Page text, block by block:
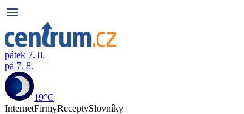
pátek 7. 8.
pá 7. 8.
19°C
InternetFirmyReceptySlovníky